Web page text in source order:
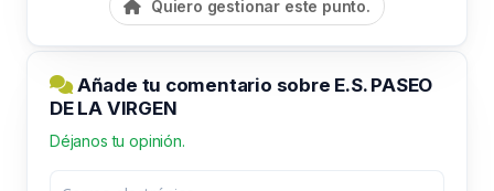
Quiero gestionar este punto.
Añade tu comentario sobre E.S. PASEO
DE LA VIRGEN
Déjanos tu opinión.